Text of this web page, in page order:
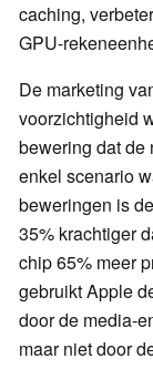
caching,
GPU-
De marketing
voorzichtigheid
bewering dat de
enkel scenario
beweringen is
35% krachtiger
chip 65% meer
gebruikt Apple
door de media-
maar niet door